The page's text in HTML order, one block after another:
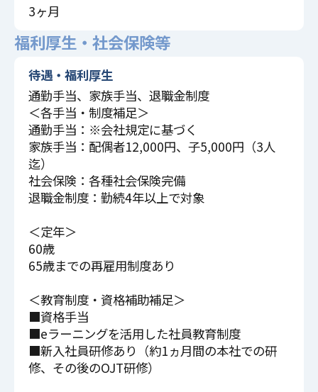
3ヶ月
福利厚生・社会保険等
待遇・福利厚生
通勤手当、家族手当、退職金制度
＜各手当・制度補足＞
通勤手当：※会社規定に基づく
家族手当：配偶者12,000円、子5,000円（3人
迄）
社会保険：各種社会保険完備
退職金制度：勤続4年以上で対象
＜定年＞
60歳
65歳までの再雇用制度あり
＜教育制度・資格補助補足＞
■資格手当
■eラーニングを活用した社員教育制度
■新入社員研修あり（約1ヵ月間の本社での研
修、その後のOJT研修）